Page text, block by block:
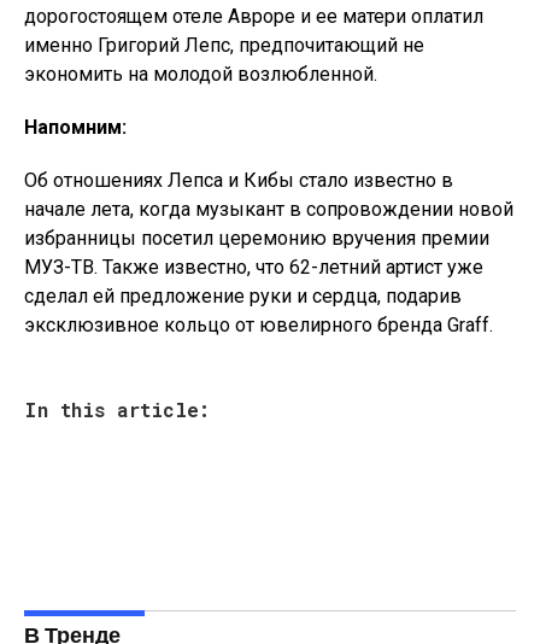
дорогостоящем отеле Авроре и ее матери оплатил
именно Григорий Лепс, предпочитающий не
экономить на молодой возлюбленной.
Напомним:
Об отношениях Лепса и Кибы стало известно в
начале лета, когда музыкант в сопровождении новой
избранницы посетил церемонию вручения премии
МУЗ-ТВ. Также известно, что 62-летний артист уже
сделал ей предложение руки и сердца, подарив
эксклюзивное кольцо от ювелирного бренда Graff.
In this article:
В Тренде